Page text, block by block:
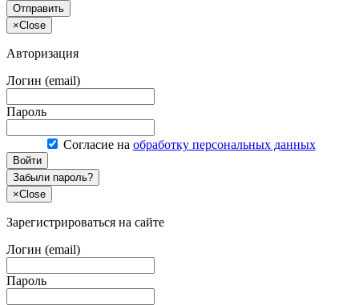
Отправить
×Close
Авторизация
Логин (email)
Пароль
Согласие на обработку персональных данных
Войти
Забыли пароль?
×Close
Зарегистрироваться на сайте
Логин (email)
Пароль